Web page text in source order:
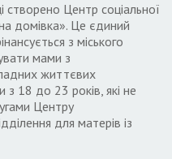
створено Центр соціальної
домівка». Це єдиний
з міського
мами з
життєвих
з 18 до 23 років, які не
Центру
для матерів із